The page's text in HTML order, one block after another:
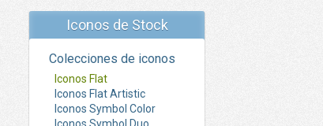
Iconos de Stock
Colecciones de iconos
Iconos Flat
Iconos Flat Artistic
Iconos Symbol Color